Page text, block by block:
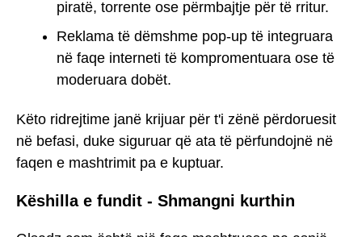
piratë, torrente ose përmbajtje për të rritur.
Reklama të dëmshme pop-up të integruara
në faqe interneti të kompromentuara ose të
moderuara dobët.
Këto ridrejtime janë krijuar për t'i zënë përdoruesit
në befasi, duke siguruar që ata të përfundojnë në
faqen e mashtrimit pa e kuptuar.
Këshilla e fundit - Shmangni kurthin